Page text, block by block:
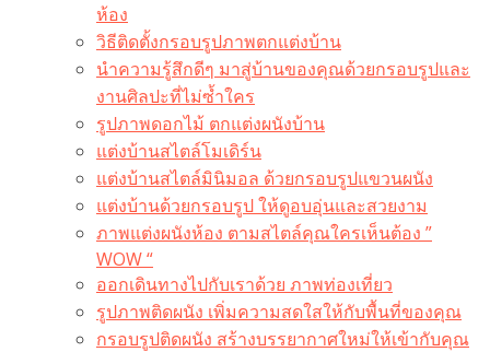
ห้อง
วิธีติดตั้งกรอบรูปภาพตกแต่งบ้าน
นำความรู้สึกดีๆ มาสู่บ้านของคุณด้วยกรอบรูปและ
งานศิลปะที่ไม่ซ้ำใคร
รูปภาพดอกไม้ ตกแต่งผนังบ้าน
แต่งบ้านสไตล์โมเดิร์น
แต่งบ้านสไตล์มินิมอล ด้วยกรอบรูปแขวนผนัง
แต่งบ้านด้วยกรอบรูป ให้ดูอบอุ่นและสวยงาม
ภาพแต่งผนังห้อง ตามสไตล์คุณใครเห็นต้อง ”
WOW “
ออกเดินทางไปกับเราด้วย ภาพท่องเที่ยว
รูปภาพติดผนัง เพิ่มความสดใสให้กับพื้นที่ของคุณ
กรอบรูปติดผนัง สร้างบรรยากาศใหม่ให้เข้ากับคุณ